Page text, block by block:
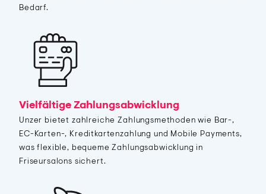
Bedarf.
Vielfältige Zahlungsabwicklung
Unzer bietet zahlreiche Zahlungsmethoden wie Bar-,
EC-Karten-, Kreditkartenzahlung und Mobile Payments,
was flexible, bequeme Zahlungsabwicklung in
Friseursalons sichert.